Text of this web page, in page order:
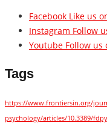
Facebook Like us
Instagram Follow
Youtube Follow us
Tags
https://www.frontiersin.org/
psychology/articles/10.3389/